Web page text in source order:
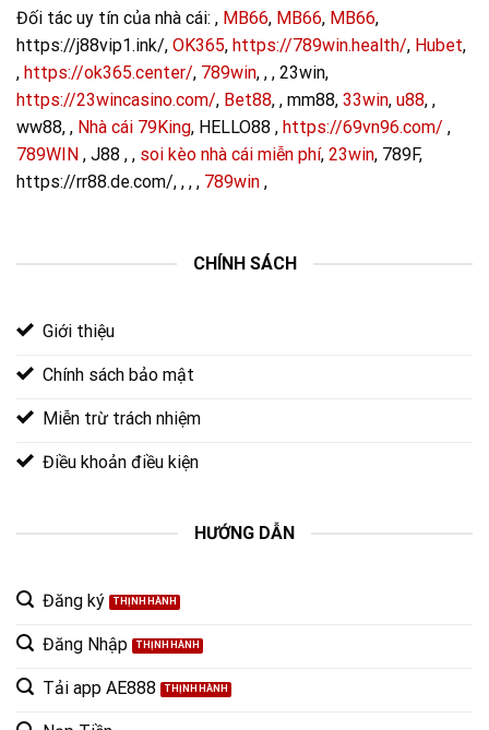
Đối tác uy tín của nhà cái: , MB66, MB66, MB66,
https://j88vip1.ink/, OK365, https://789win.health/, Hubet,
, https://ok365.center/, 789win, , , 23win,
https://23wincasino.com/, Bet88, , mm88, 33win, u88, ,
ww88, , Nhà cái 79King, HELLO88 , https://69vn96.com/ ,
789WIN , J88 , , soi kèo nhà cái miễn phí, 23win, 789F,
https://rr88.de.com/, , , , 789win ,
CHÍNH SÁCH
Giới thiệu
Chính sách bảo mật
Miễn trừ trách nhiệm
Điều khoản điều kiện
HƯỚNG DẪN
Đăng ký
Đăng Nhập
Tải app AE888